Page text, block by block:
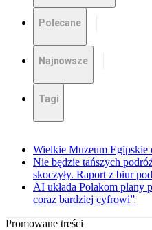
Polecane
Najnowsze
Tagi
Wielkie Muzeum Egipskie
Nie będzie tańszych
skoczyły. Raport z biur
AI układa Polakom plany
coraz bardziej cyfrowi”
Promowane treści